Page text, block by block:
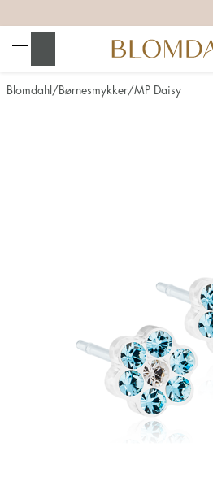
Blomdahl Børnesmykker MP Daisy